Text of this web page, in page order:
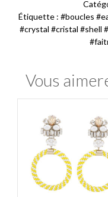
Étiquette : #boucles
#crystal #cristal #shell
Vous